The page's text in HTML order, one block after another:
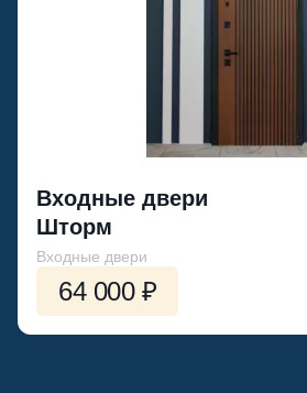
Входные двери
Шторм
Входные двери
64 000 ₽